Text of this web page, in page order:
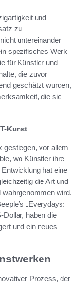
und
zu
untereinander
spezifisches Werk
für Künstler und
die zuvor
geschätzt wurden,
die sie
Kunst
gestiegen, vor allem
wo Künstler ihre
hat eine
die Art und
wird.
„Everydays:
Dollar, haben die
und ein neues
Prozess, der